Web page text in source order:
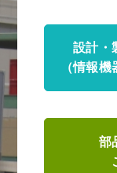
設計・
（情報
部